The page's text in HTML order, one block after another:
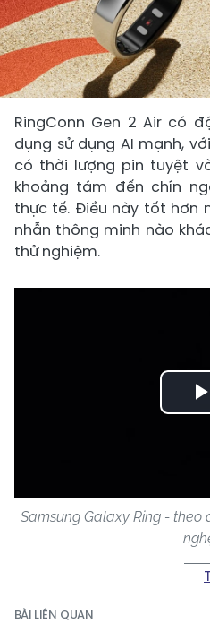
RingConn Gen 2 Air có
dụng sử dụng AI mạnh,
có thời lượng pin tuyệt
khoảng tám đến chín
thực tế. Điều này tốt hơn
nhẫn thông minh nào
thử nghiệm.
Samsung Galaxy Ring - theo
BÀI LIÊN QUAN